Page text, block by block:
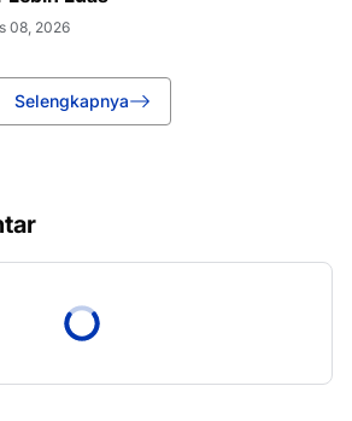
08, 2026
Selengkapnya